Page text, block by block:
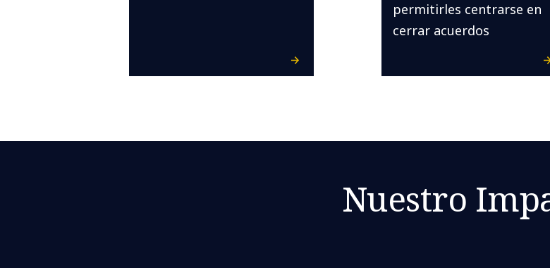
permitirles centrarse en
cerrar acuerdos
Nuestro